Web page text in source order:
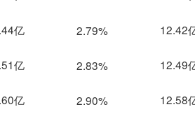
亿 2.79% 12.42
亿 2.83% 12.49
亿 2.90% 12.58